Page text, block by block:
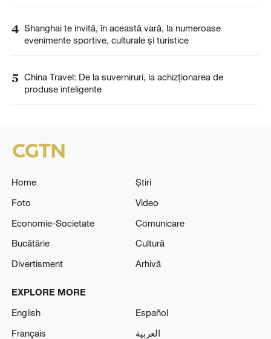
4 Shanghai te invită, în această vară, la numeroase
evenimente sportive, culturale și turistice
5 China Travel: De la suverniruri, la achizționarea de
produse inteligente
Home
Știri
Foto
Video
Economie-Societate
Comunicare
Bucătărie
Cultură
Divertisment
Arhivă
EXPLORE MORE
English
Español
Français
العربية